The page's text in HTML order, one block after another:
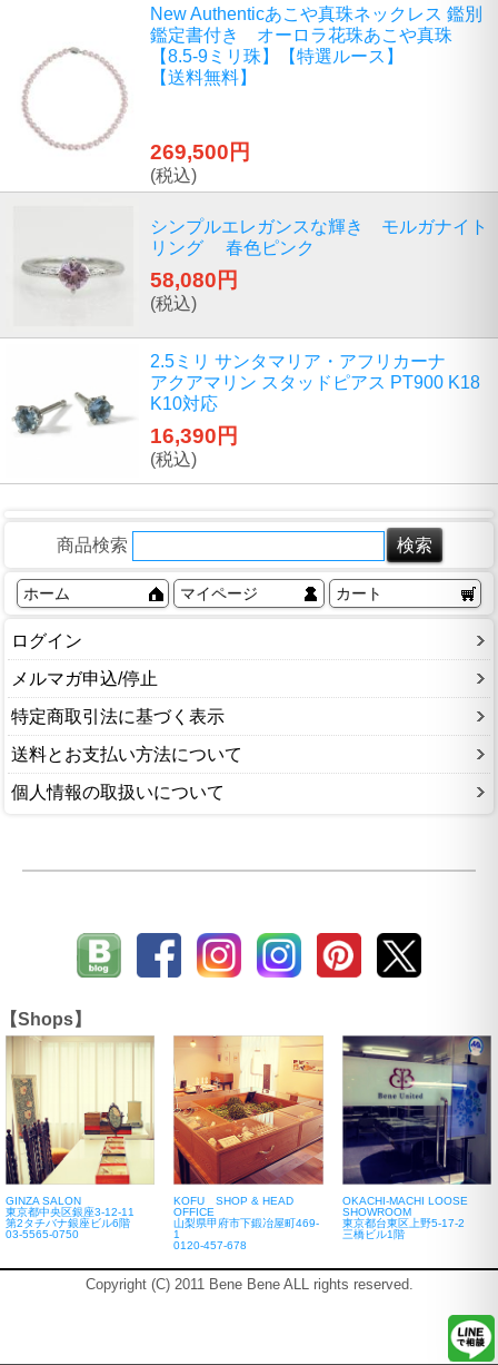
New Authenticあこや真珠ネックレス 鑑別
鑑定書付き オーロラ花珠あこや真珠
【8.5-9ミリ珠】【特選ルース】
【送料無料】
269,500円
(税込)
シンプルエレガンスな輝き モルガナイト
リング 春色ピンク
58,080円
(税込)
2.5ミリ サンタマリア・アフリカーナ
アクアマリン スタッドピアス PT900 K18
K10対応
16,390円
(税込)
商品検索
ホーム マイページ カート
ログイン
メルマガ申込/停止
特定商取引法に基づく表示
送料とお支払い方法について
個人情報の取扱いについて
【Shops】
GINZA SALON
東京都中央区銀座3-12-11
第2タチバナ銀座ビル6階
03-5565-0750
KOFU SHOP & HEAD
OFFICE
山梨県甲府市下鍛冶屋町469-
1
0120-457-678
OKACHI-MACHI LOOSE
SHOWROOM
東京都台東区上野5-17-2
三橋ビル1階
Copyright (C) 2011 Bene Bene ALL rights reserved.